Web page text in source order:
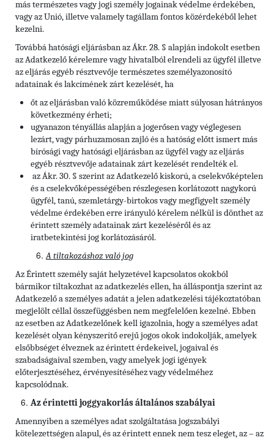
más természetes vagy jogi személy jogainak védelme érdekében,
vagy az Unió, illetve valamely tagállam fontos közérdekéből lehet
kezelni.
Továbbá hatósági eljárásban az Ákr. 28. § alapján indokolt esetben
az Adatkezelő kérelemre vagy hivatalból elrendeli az ügyfél illetve
az eljárás egyéb résztvevője természetes személyazonosító
adatainak és lakcímének zárt kezelését, ha
őt az eljárásban való közreműködése miatt súlyosan hátrányos
következmény érheti;
ugyanazon tényállás alapján a jogerősen vagy véglegesen
lezárt, vagy párhuzamosan zajló és a hatóság előtt ismert más
bírósági vagy hatósági eljárásban az ügyfél vagy az eljárás
egyéb résztvevője adatainak zárt kezelését rendelték el.
az Ákr. 30. § szerint az Adatkezelő kiskorú, a cselekvőképtelen
és a cselekvőképességében részlegesen korlátozott nagykorú
ügyfél, tanú, szemletárgy-birtokos vagy megfigyelt személy
védelme érdekében erre irányuló kérelem nélkül is dönthet az
érintett személy adatainak zárt kezeléséről és az
iratbetekintési jog korlátozásáról.
A tiltakozáshoz való jog
Az Érintett személy saját helyzetével kapcsolatos okokból
bármikor tiltakozhat az adatkezelés ellen, ha álláspontja szerint az
Adatkezelő a személyes adatát a jelen adatkezelési tájékoztatóban
megjelölt céllal összefüggésben nem megfelelően kezelné. Ebben
az esetben az Adatkezelőnek kell igazolnia, hogy a személyes adat
kezelését olyan kényszerítő erejű jogos okok indokolják, amelyek
elsőbbséget élveznek az érintett érdekeivel, jogaival és
szabadságaival szemben, vagy amelyek jogi igények
előterjesztéséhez, érvényesítéséhez vagy védelméhez
kapcsolódnak.
Az érintetti joggyakorlás általános szabályai
Amennyiben a személyes adat szolgáltatása jogszabályi
kötelezettségen alapul, és az érintett ennek nem tesz eleget, az – az